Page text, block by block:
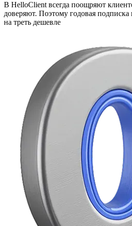
В HelloClient всегда поощряют
доверяют. Поэтому годовая подписка
на треть дешевле